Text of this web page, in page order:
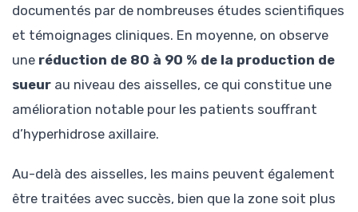
documentés par de nombreuses études scientifiques
et témoignages cliniques. En moyenne, on observe
une réduction de 80 à 90 % de la production de
sueur au niveau des aisselles, ce qui constitue une
amélioration notable pour les patients souffrant
d’hyperhidrose axillaire.
Au-delà des aisselles, les mains peuvent également
être traitées avec succès, bien que la zone soit plus